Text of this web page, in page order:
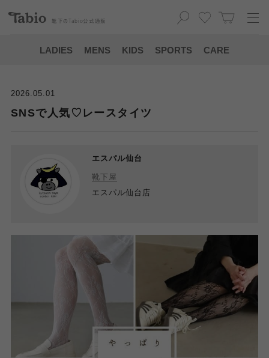
靴下の Tabio 公式通販
LADIES MENS KIDS SPORTS CARE
2026.05.01
SNSで人気♡レースタイツ
エスパル仙台
靴下屋
エスパル仙台店